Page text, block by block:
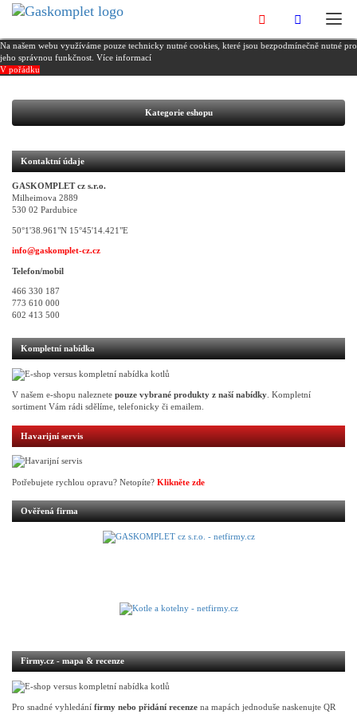
Na našem webu využíváme pouze technicky nutné cookies, které jsou bezpodmínečně nutné pro
jeho správnou funkčnost. Více informací
V pořádku
Kategorie eshopu
Kontaktní údaje
GASKOMPLET cz s.r.o.
Milheimova 2889
530 02 Pardubice
50°1'38.961"N 15°45'14.421"E
info@gaskomplet-cz.cz
Telefon/mobil
466 330 187
773 610 000
602 413 500
Kompletní nabídka
V našem e-shopu naleznete pouze vybrané produkty z naší nabídky . Kompletní
sortiment Vám rádi sdělíme, telefonicky či emailem.
Havarijní servis
Potřebujete rychlou opravu? Netopíte? Klikněte zde
Ověřená firma
Firmy.cz - mapa & recenze
Pro snadné vyhledání firmy nebo přidání recenze na mapách jednoduše naskenujte QR